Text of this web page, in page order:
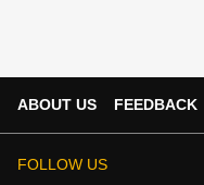
ABOUT US FEEDBACK
FOLLOW US